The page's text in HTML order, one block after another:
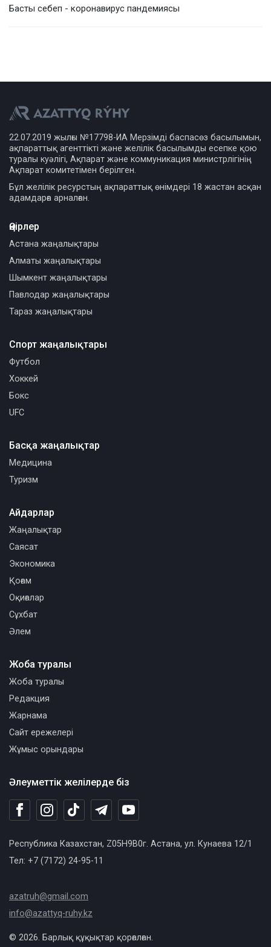
Басты себеп - коронавирус пандемиясы
22.07.2019 жылғы №17798-ИА Мерзімді баспасөз басылымын,
ақпараттық агенттікті және желілік басылымды есепке қою
туралы куәлігі, Ақпарат және коммуникация министрлігінің
Ақпарат комитетімен берілген.
Бұл желілік ресурстың ақпараттық өнімдері 18 жастан асқан
адамдарға арналған.
Өңірлер
Астана жаңалықтары
Алматы жаңалықтары
Шымкент жаңалықтары
Павлодар жаңалықтары
Тараз жаңалықтары
Спорт жаңалықтары
Футбол
Хоккей
Бокс
UFC
Басқа жаңалықтар
Медицина
Туризм
Әлеуметтік желілерде біз
Республика Казахстан, Z05H9B0г. Астана, ул. Кунаева 12/1
Тел: +7 (7172) 24-95-11
azatruh@gmail.com
info@azattyq-ruhy.kz
Айдарлар
Жаңалықтар
Саясат
Экономика
Қоғам
Оқиғалар
Сұхбат
Әлем
Жоба туралы
Жоба туралы
Редакция
Жарнама
Сайт ережелері
Жұмыс орындары
© 2026. Барлық құқықтар қорғалған.